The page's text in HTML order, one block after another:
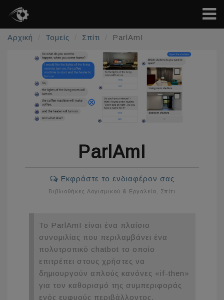
Αρχική Τομείς Σπίτι ParlAmI
ParlAmI
Εκφράστε το ενδιαφέρον σας
Βιβλιοθήκες Λογισμικού & Εργαλεία Σπίτι
Το ParlAmI είναι ένα πλαίσιο
συνομιλίας που περιλαμβάνει ένα
πολυτροπικό chatbot το οποίο
επιτρέπει στους χρήστες να
δημιουργούν απλούς κανόνες «if-then»
για τον καθορισμό της συμπεριφοράς
ενός ευφυούς περιβάλλοντος.